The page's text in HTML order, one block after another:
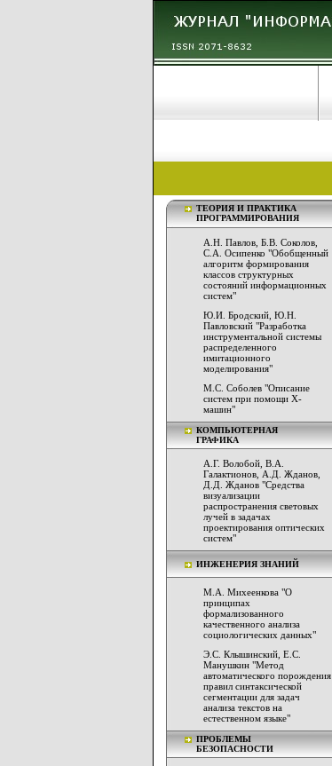
ТЕОРИЯ И ПРАКТИКА
ПРОГРАММИРОВАНИЯ
А.Н. Павлов, Б.В. Соколов,
С.А. Осипенко "Обобщенный
алгоритм формирования
классов структурных
состояний информационных
систем"
Ю.И. Бродский, Ю.Н.
Павловский "Разработка
инструментальной системы
распределенного
имитационного
моделирования"
М.С. Соболев "Описание
систем при помощи Х-
машин"
КОМПЬЮТЕРНАЯ
ГРАФИКА
А.Г. Волобой, В.А.
Галактионов, А.Д. Жданов,
Д.Д. Жданов "Средства
визуализации
распространения световых
лучей в задачах
проектирования оптических
систем"
ИНЖЕНЕРИЯ ЗНАНИЙ
М.А. Михеенкова "О
принципах
формализованного
качественного анализа
социологических данных"
Э.С. Клышинский, Е.С.
Манушкин "Метод
автоматического порождения
правил синтаксической
сегментации для задач
анализа текстов на
естественном языке"
ПРОБЛЕМЫ
БЕЗОПАСНОСТИ